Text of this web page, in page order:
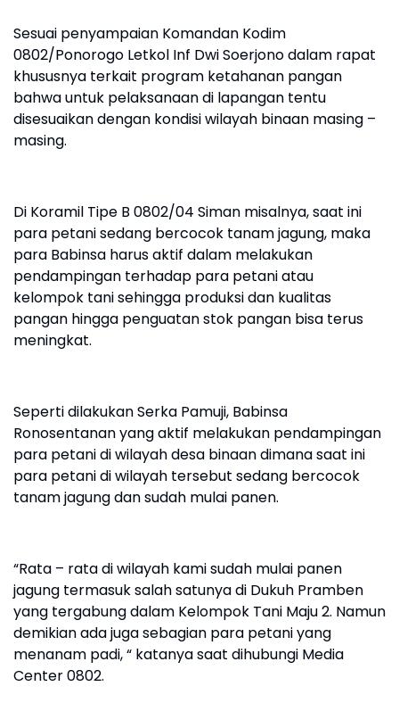
Sesuai penyampaian Komandan Kodim
0802/Ponorogo Letkol Inf Dwi Soerjono dalam rapat
khususnya terkait program ketahanan pangan
bahwa untuk pelaksanaan di lapangan tentu
disesuaikan dengan kondisi wilayah binaan masing –
masing.
Di Koramil Tipe B 0802/04 Siman misalnya, saat ini
para petani sedang bercocok tanam jagung, maka
para Babinsa harus aktif dalam melakukan
pendampingan terhadap para petani atau
kelompok tani sehingga produksi dan kualitas
pangan hingga penguatan stok pangan bisa terus
meningkat.
Seperti dilakukan Serka Pamuji, Babinsa
Ronosentanan yang aktif melakukan pendampingan
para petani di wilayah desa binaan dimana saat ini
para petani di wilayah tersebut sedang bercocok
tanam jagung dan sudah mulai panen.
“Rata – rata di wilayah kami sudah mulai panen
jagung termasuk salah satunya di Dukuh Pramben
yang tergabung dalam Kelompok Tani Maju 2. Namun
demikian ada juga sebagian para petani yang
menanam padi, “ katanya saat dihubungi Media
Center 0802.